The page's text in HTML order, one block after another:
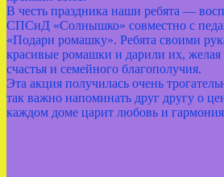
В честь праздника наши ребята —
СПСиД «Солнышко» совместно с
«Подари ромашку». Ребята своими
красивые ромашки и дарили их,
счастья и семейного благополучия.
Эта акция получилась очень
так важно напоминать друг другу о
каждом доме царит любовь и